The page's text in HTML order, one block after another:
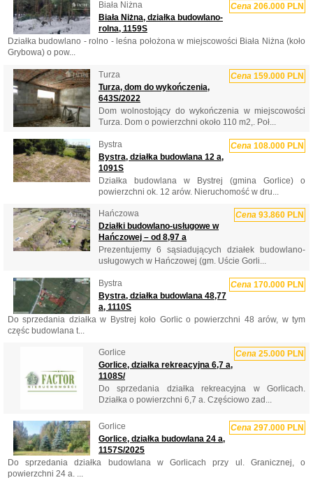
Biała Niżna Cena 206.000 PLN
Biała Niżna, działka budowlano-
rolna, 1159S
Działka budowlano - rolno - leśna położona w miejscowości Biała Niżna (koło
Grybowa) o pow...
Turza Cena 159.000 PLN
Turza, dom do wykończenia,
643S/2022
Dom wolnostojący do wykończenia w miejscowości
Turza. Dom o powierzchni około 110 m2,. Poł...
Bystra Cena 108.000 PLN
Bystra, działka budowlana 12 a,
1091S
Działka budowlana w Bystrej (gmina Gorlice) o
powierzchni ok. 12 arów. Nieruchomość w dru...
Hańczowa Cena 93.860 PLN
Działki budowlano-usługowe w
Hańczowej – od 8,97 a
Prezentujemy 6 sąsiadujących działek budowlano-
usługowych w Hańczowej (gm. Uście Gorli...
Bystra Cena 170.000 PLN
Bystra, działka budowlana 48,77
a, 1110S
Do sprzedania działka w Bystrej koło Gorlic o powierzchni 48 arów, w tym
częśc budowlana t...
Gorlice Cena 25.000 PLN
Gorlice, działka rekreacyjna 6,7 a,
1108S/
Do sprzedania działka rekreacyjna w Gorlicach.
Działka o powierzchni 6,7 a. Częściowo zad...
Gorlice Cena 297.000 PLN
Gorlice, działka budowlana 24 a,
1157S/2025
Do sprzedania działka budowlana w Gorlicach przy ul. Granicznej, o
powierzchni 24 a. ...